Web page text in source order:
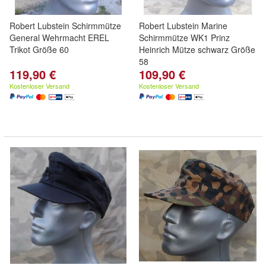
Robert Lubstein Schirmmütze
General Wehrmacht EREL
Trikot Größe 60
119,90 €
Kostenloser Versand
Robert Lubstein Marine
Schirmmütze WK1 Prinz
Heinrich Mütze schwarz Größe
58
109,90 €
Kostenloser Versand